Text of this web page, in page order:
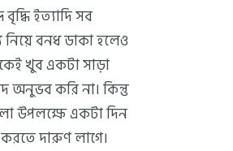
ইত্যাদি সব
নিয়ে বনধ ডাকা হলেও
খুব একটা সাড়া
অনুভব করি না। কিন্তু
উপলক্ষে একটা দিন
দারুণ লাগে।